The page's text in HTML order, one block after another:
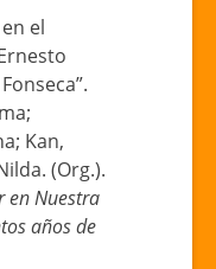
el
Kan,
(Org.).
en Nuestra
años de